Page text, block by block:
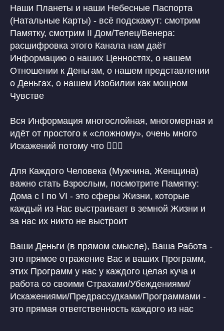
Наши Планеты и наши Небесные Паспорта
(Натальные Карты) - всё подскажут: смотрим
Памятку, смотрим II Дом/Телец/Венера:
расшифровка этого Канала нам даёт
Информацию о наших Ценностях, о нашем
Отношении к Деньгам, о нашем представлении
о Деньгах, о нашем Изобилии как мощном
Чувстве
Вся Информация многослойная, многомерная и
идёт от простого к «сложному», очень много
Искажений потому что 🙋🏼‍♀️
Для Каждого Человека (Мужчина, Женщина)
важно стать Взрослым, посмотрите Памятку:
Дома с I по VI - это сферы Жизни, которые
каждый из Нас выстраивает в земной Жизни и
за нас их никто не выстроит
Ваши Деньги (в прямом смысле), Ваша Работа -
это прямое отражение Вас и ваших Программ,
этих Программ у нас у каждого целая куча и
работа со своими Страхами/Убеждениями/
Искажениями/Предрассудками/Программами -
это прямая ответственность каждого из нас